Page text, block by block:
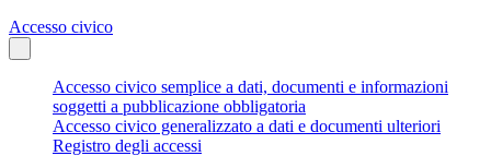
Accesso civico
Accesso civico semplice a dati, documenti e informazioni
soggetti a pubblicazione obbligatoria
Accesso civico generalizzato a dati e documenti ulteriori
Registro degli accessi